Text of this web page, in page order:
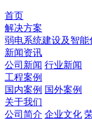
首页
解决方案
弱电系统建设及智能
新闻资讯
公司新闻 行业新闻
工程案例
国内案例 国外案例
关于我们
公司简介 企业文化